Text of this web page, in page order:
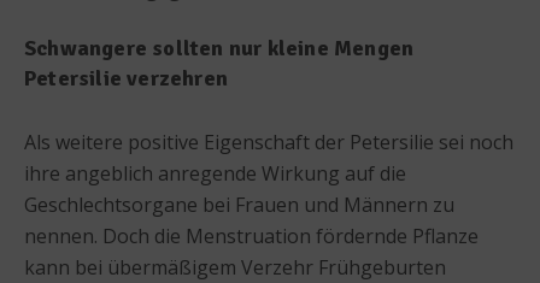
Schwangere sollten nur kleine Mengen
Petersilie verzehren
Als weitere positive Eigenschaft der Petersilie sei noch
ihre angeblich anregende Wirkung auf die
Geschlechtsorgane bei Frauen und Männern zu
nennen. Doch die Menstruation fördernde Pflanze
kann bei übermäßigem Verzehr Frühgeburten